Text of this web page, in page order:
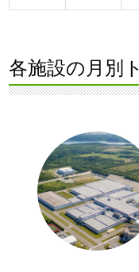
各施設の月別